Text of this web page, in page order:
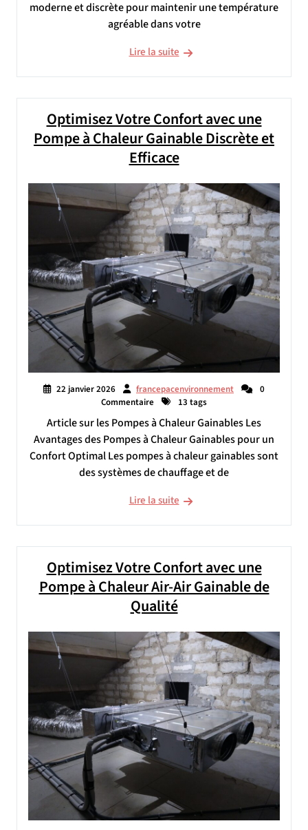
moderne et discrète pour maintenir une température
agréable dans votre
Lire la suite
Optimisez Votre Confort avec une
Pompe à Chaleur Gainable Discrète et
Efficace
22 janvier 2026 francepacenvironnement
0
Commentaire
13 tags
Article sur les Pompes à Chaleur Gainables Les
Avantages des Pompes à Chaleur Gainables pour un
Confort Optimal Les pompes à chaleur gainables sont
des systèmes de chauffage et de
Lire la suite
Optimisez Votre Confort avec une
Pompe à Chaleur Air-Air Gainable de
Qualité